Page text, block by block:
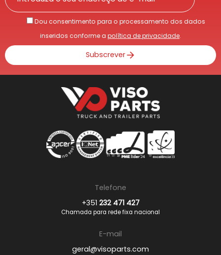
Dou consentimento para o processamento dos dados
inseridos conforme a política de privacidade.
Subscrever
Telefone
+351 232 471 427
Chamada para rede fixa nacional
E-mail
geral@visoparts.com